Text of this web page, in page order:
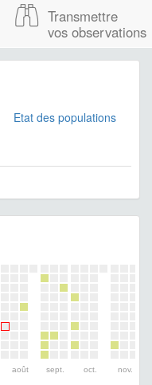
Transmettre
vos observations
Etat des populations
août sept. oct. nov.